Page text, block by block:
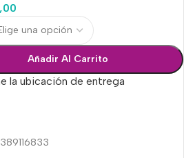
Añadir Al Carrito
la ubicación de entrega